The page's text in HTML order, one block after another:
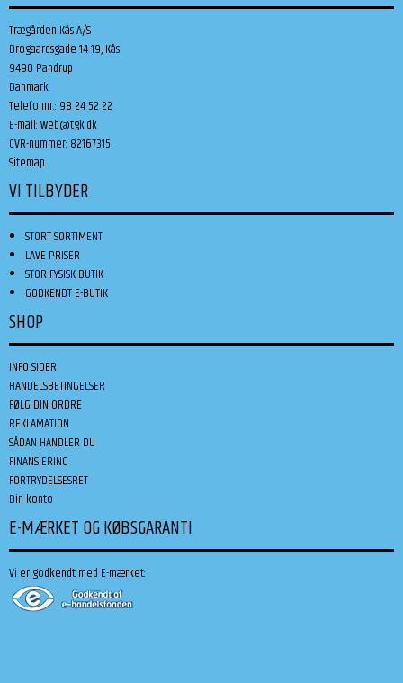
Trægården Kås A/S
Brogaardsgade 14-19, Kås
9490 Pandrup
Danmark
Telefonnr.: 98 24 52 22
E-mail:web@tgk.dk
CVR-nummer: 82167315
Sitemap
VI TILBYDER
STORT SORTIMENT
LAVE PRISER
STOR FYSISK BUTIK
GODKENDT E-BUTIK
SHOP
INFO SIDER
HANDELSBETINGELSER
FØLG DIN ORDRE
REKLAMATION
SÅDAN HANDLER DU
FINANSIERING
FORTRYDELSESRET
Din konto
E-MÆRKET OG KØBSGARANTI
Vi er godkendt med E-mærket: